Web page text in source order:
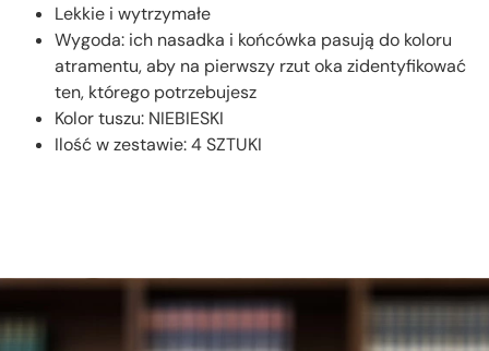
Lekkie i wytrzymałe
Wygoda: ich nasadka i końcówka pasują do koloru
atramentu, aby na pierwszy rzut oka zidentyfikować
ten, którego potrzebujesz
Kolor tuszu: NIEBIESKI
Ilość w zestawie: 4 SZTUKI